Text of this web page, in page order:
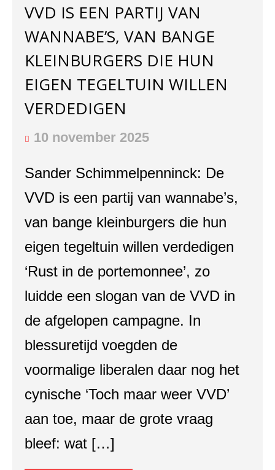
VVD IS EEN PARTIJ VAN
WANNABE’S, VAN BANGE
KLEINBURGERS DIE HUN
EIGEN TEGELTUIN WILLEN
VERDEDIGEN
10 november 2025
Sander Schimmelpenninck: De
VVD is een partij van wannabe’s,
van bange kleinburgers die hun
eigen tegeltuin willen verdedigen
‘Rust in de portemonnee’, zo
luidde een slogan van de VVD in
de afgelopen campagne. In
blessuretijd voegden de
voormalige liberalen daar nog het
cynische ‘Toch maar weer VVD’
aan toe, maar de grote vraag
bleef: wat […]